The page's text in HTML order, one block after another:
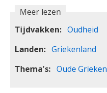
Meer lezen
Tijdvakken
Oudheid
Landen
Griekenland
Thema's
Oude Grieken